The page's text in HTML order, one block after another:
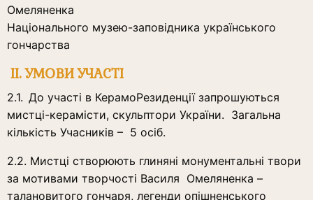
Омеляненка
Національного музею-заповідника українського
гончарства
II. УМОВИ УЧАСТІ
2.1. До участі в КерамоРезиденції запрошуються
мистці-керамісти, скульптори України. Загальна
кількість Учасників – 5 осіб.
2.2. Мистці створюють глиняні монументальні твори
за мотивами творчості Василя Омеляненка –
талановитого гончаря, легенди опішненського